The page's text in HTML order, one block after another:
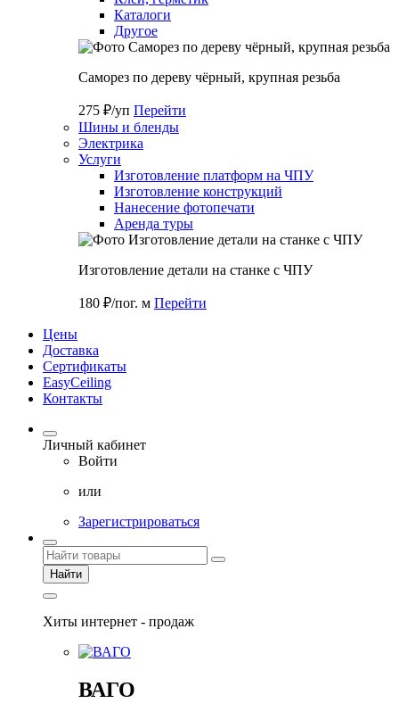
Каталоги
Другое
Саморез по дереву чёрный, крупная резьба
275 ₽/уп Перейти
Шины и бленды
Электрика
Услуги
Изготовление платформ на ЧПУ
Изготовление конструкций
Нанесение фотопечати
Аренда туры
Изготовление детали на станке с ЧПУ
180 ₽/пог. м Перейти
Цены
Доставка
Cертификаты
EasyCeiling
Контакты
Личный кабинет
Войти
или
Зарегистрироваться
Найти
Хиты интернет - продаж
ВАГО